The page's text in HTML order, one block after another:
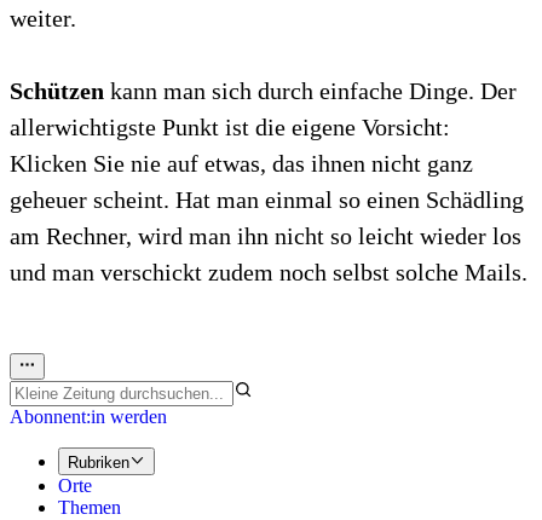
weiter.
Schützen kann man sich durch einfache Dinge. Der
allerwichtigste Punkt ist die eigene Vorsicht:
Klicken Sie nie auf etwas, das ihnen nicht ganz
geheuer scheint. Hat man einmal so einen Schädling
am Rechner, wird man ihn nicht so leicht wieder los
und man verschickt zudem noch selbst solche Mails.
Abonnent:in werden
Rubriken
Orte
Themen